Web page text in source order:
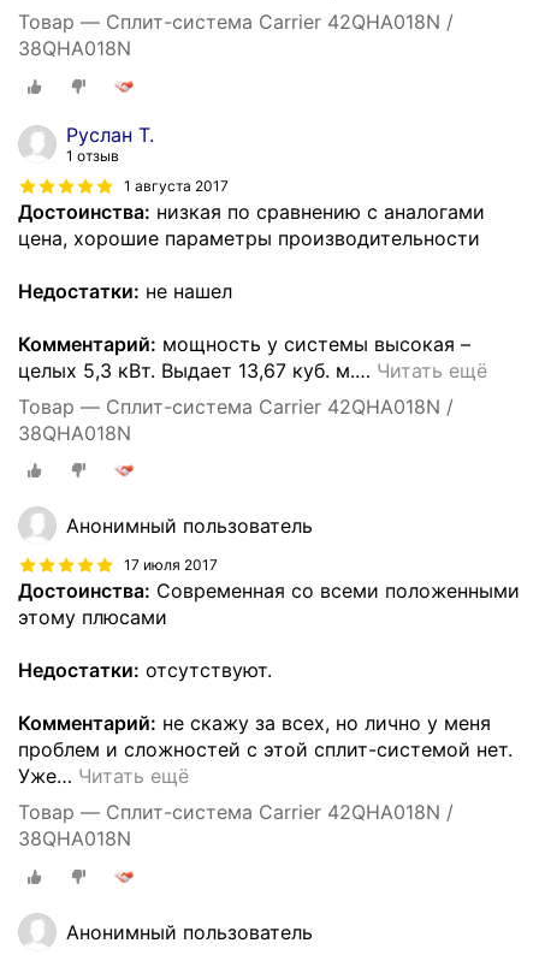
Товар — Сплит-система Carrier 42QHA018N /
38QHA018N
Руслан Т.
1 отзыв
1 августа 2017
Достоинства: низкая по сравнению с аналогами
цена, хорошие параметры производительности
Недостатки: не нашел
Комментарий: мощность у системы высокая –
целых 5,3 кВт. Выдает 13,67 куб. м.… Читать ещё
Товар — Сплит-система Carrier 42QHA018N /
38QHA018N
Анонимный пользователь
17 июля 2017
Достоинства: Современная со всеми положенными
этому плюсами
Недостатки: отсутствуют.
Комментарий: не скажу за всех, но лично у меня
проблем и сложностей с этой сплит-системой нет.
Уже… Читать ещё
Товар — Сплит-система Carrier 42QHA018N /
38QHA018N
Анонимный пользователь